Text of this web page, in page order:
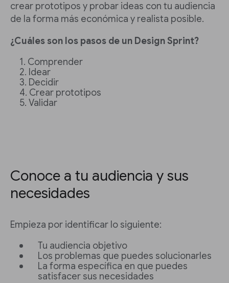
crear prototipos y probar ideas con tu audiencia
de la forma más económica y realista posible.
¿Cuáles son los pasos de un Design Sprint?
Comprender
Idear
Decidir
Crear prototipos
Validar
Conoce a tu audiencia y sus
necesidades
Empieza por identificar lo siguiente:
Tu audiencia objetivo
Los problemas que puedes solucionarles
La forma específica en que puedes
satisfacer sus necesidades